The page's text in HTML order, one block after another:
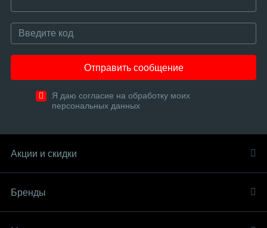
Отправить сообщение
Я даю согласие на обработку моих
персональных данных
Акции и скидки
Бренды